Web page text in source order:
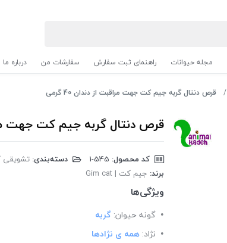
مجله حیوانات راهنمای ثبت سفارش سفارشات من درباره ما
قرص دنتال گربه جیم کت جهت مراقبت از دندان 40 گرمی
قرص دنتال گربه جیم کت جهت مراقبت
کد محصول: دسته‌بندی: تشویقی
برند: جیم کت | Gim cat
ویژگی‌ها
گونه حیوان: گربه
نژاد: همه ی نژادها